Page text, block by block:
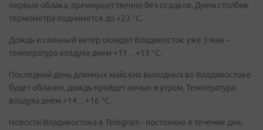
первые облака, преимущественно без осадков. Днем столбик
термометра поднимется до +23 °С.
Дождь и сильный ветер охладят Владивосток уже 3 мая –
температура воздуха днем +11…+13 °С.
Последний день длинных майских выходных во Владивостоке
будет облачно, дождь пройдет ночью и утром. Температура
воздуха днем +14…+16 °C.
Новости Владивостока в Telegram - постоянно в течение дня.